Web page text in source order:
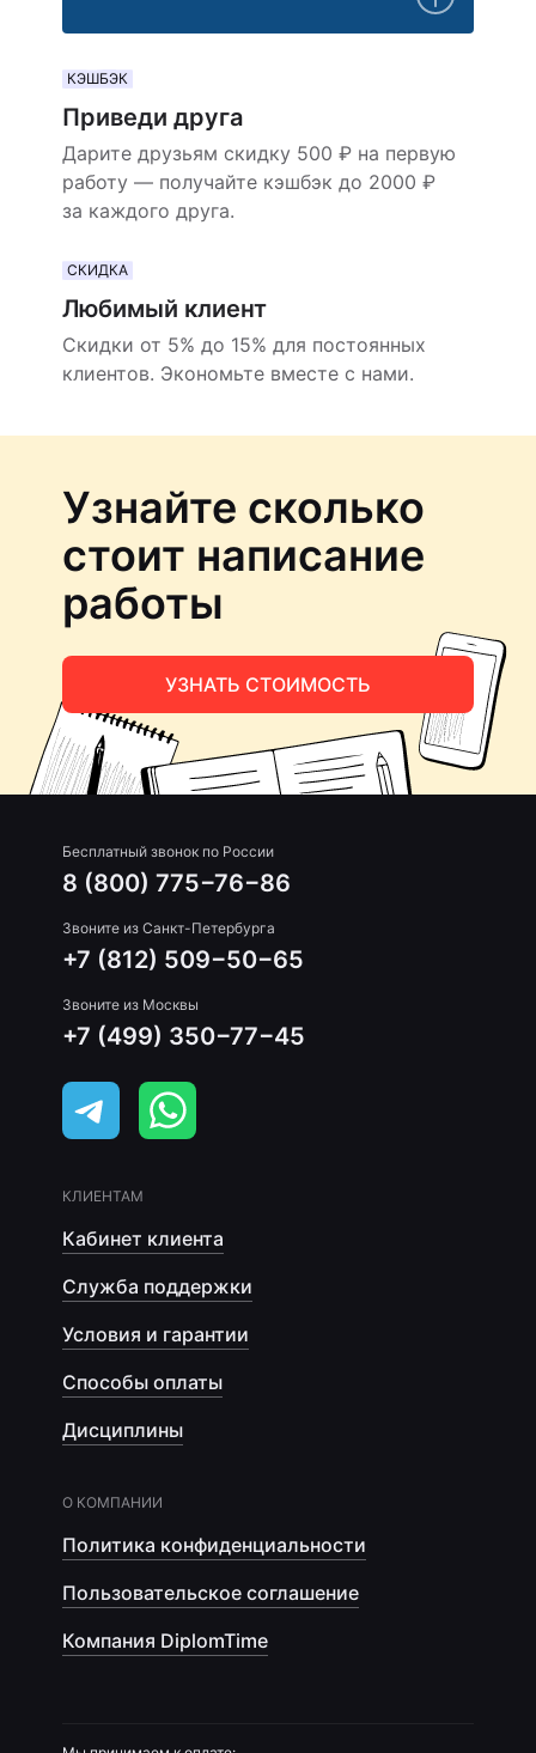
КЭШБЭК
Приведи друга
Дарите друзьям скидку 500 ₽ на первую
работу — получайте кэшбэк до 2000 ₽
за каждого друга.
СКИДКА
Любимый клиент
Скидки от 5% до 15% для постоянных
клиентов. Экономьте вместе с нами.
Узнайте сколько
стоит написание
работы
УЗНАТЬ СТОИМОСТЬ
Бесплатный звонок по России
8 (800) 775−76−86
Звоните из Санкт-Петербурга
+7 (812) 509−50−65
Звоните из Москвы
+7 (499) 350−77−45
КЛИЕНТАМ
Кабинет клиента
Служба поддержки
Условия и гарантии
Способы оплаты
Дисциплины
О КОМПАНИИ
Политика конфиденциальности
Пользовательское соглашение
Компания DiplomTime